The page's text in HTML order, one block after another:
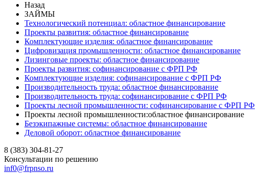
Назад
ЗАЙМЫ
Технологический потенциал: областное финансирование
Проекты развития: областное финансирование
Комплектующие изделия: областное финансирование
Цифровизация промышленности: областное финансирование
Лизинговые проекты: областное финансирование
Проекты развития: софинансирование с ФРП РФ
Комплектующие изделия: софинансирование с ФРП РФ
Производительность труда: областное финансирование
Производительность труда: софинансирование с ФРП РФ
Проекты лесной промышленности: софинансирование с ФРП РФ
Проекты лесной промышленности:областное финансирование
Безэкипажные системы: областное финансирование
Деловой оборот: областное финансирование
8 (383) 304-81-27
Консультации по решению
inf0@frpnso.ru